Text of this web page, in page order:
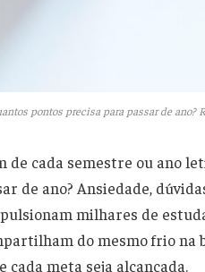
pontos precisa para passar de ano?
de cada semestre ou ano
de ano? Ansiedade,
milhares de
do mesmo frio na
cada meta seja alcançada.